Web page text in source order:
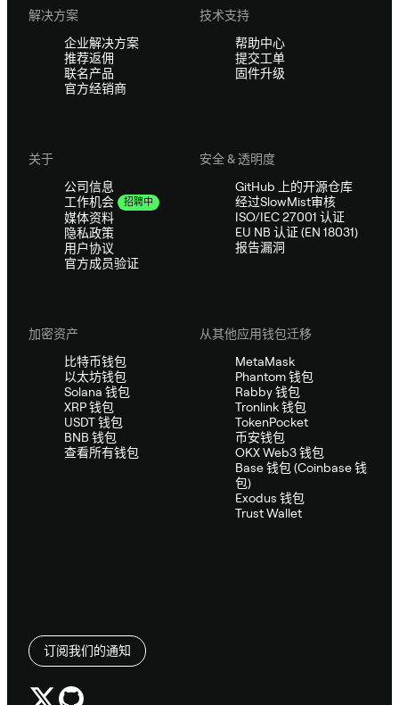
解决方案
企业解决方案
推荐返佣
联名产品
官方经销商
技术支持
帮助中心
提交工单
固件升级
关于
公司信息
工作机会
招聘中
媒体资料
隐私政策
用户协议
官方成员验证
安全 & 透明度
GitHub 上的开源仓库
经过SlowMist审核
ISO/IEC 27001 认证
EU NB 认证 (EN 18031)
报告漏洞
加密资产
比特币钱包
以太坊钱包
Solana 钱包
XRP 钱包
USDT 钱包
BNB 钱包
查看所有钱包
从其他应用钱包迁移
MetaMask
Phantom 钱包
Rabby 钱包
Tronlink 钱包
TokenPocket
币安钱包
OKX Web3 钱包
Base 钱包 (Coinbase 钱
包)
Exodus 钱包
Trust Wallet
订阅我们的通知